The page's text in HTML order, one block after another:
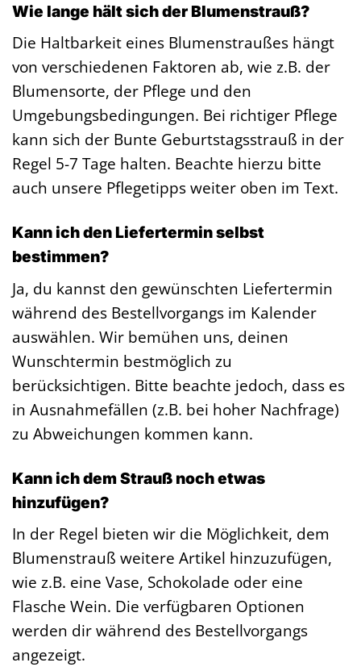
Wie lange hält sich der Blumenstrauß?
Die Haltbarkeit eines Blumenstraußes hängt
von verschiedenen Faktoren ab, wie z.B. der
Blumensorte, der Pflege und den
Umgebungsbedingungen. Bei richtiger Pflege
kann sich der Bunte Geburtstagsstrauß in der
Regel 5-7 Tage halten. Beachte hierzu bitte
auch unsere Pflegetipps weiter oben im Text.
Kann ich den Liefertermin selbst
bestimmen?
Ja, du kannst den gewünschten Liefertermin
während des Bestellvorgangs im Kalender
auswählen. Wir bemühen uns, deinen
Wunschtermin bestmöglich zu
berücksichtigen. Bitte beachte jedoch, dass es
in Ausnahmefällen (z.B. bei hoher Nachfrage)
zu Abweichungen kommen kann.
Kann ich dem Strauß noch etwas
hinzufügen?
In der Regel bieten wir die Möglichkeit, dem
Blumenstrauß weitere Artikel hinzuzufügen,
wie z.B. eine Vase, Schokolade oder eine
Flasche Wein. Die verfügbaren Optionen
werden dir während des Bestellvorgangs
angezeigt.